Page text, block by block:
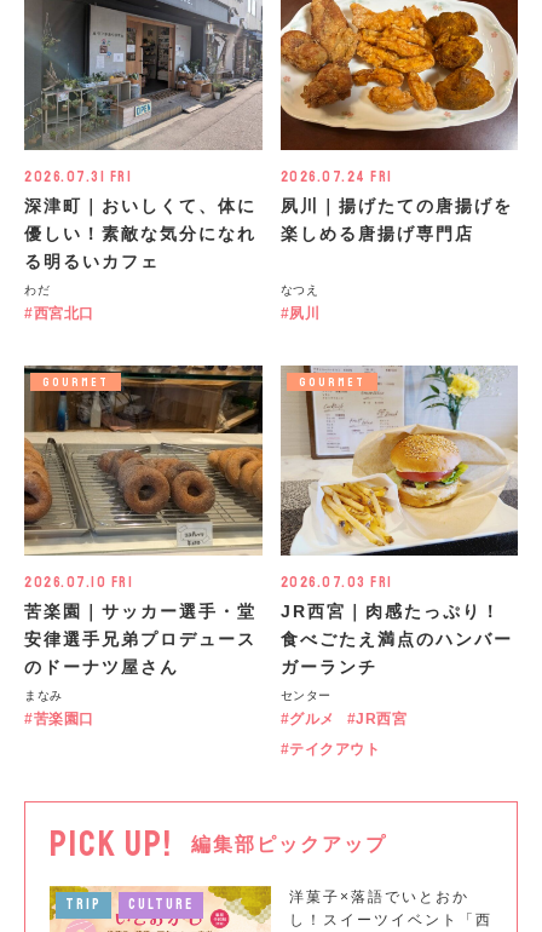
2026.07.31 Fri
深津町｜おいしくて、体に
優しい！素敵な気分になれ
る明るいカフェ
わだ
西宮北口
2026.07.24 Fri
夙川｜揚げたての唐揚げを
楽しめる唐揚げ専門店
なつえ
夙川
GOURMET
2026.07.10 Fri
苦楽園｜サッカー選手・堂
安律選手兄弟プロデュース
のドーナツ屋さん
まなみ
苦楽園口
GOURMET
2026.07.03 Fri
JR西宮｜肉感たっぷり！
食べごたえ満点のハンバー
ガーランチ
センター
グルメ
JR西宮
テイクアウト
PICK UP! 編集部ピックアップ
TRIP CULTURE
洋菓子×落語でいとおか
し！スイーツイベント「西